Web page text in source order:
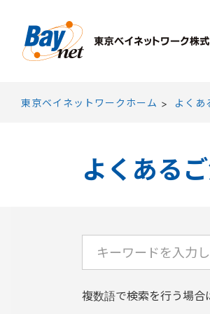
東京ベイネットワークホーム よくあ
よくある
複数語で検索を行う場合